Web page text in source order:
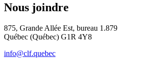
Nous joindre
875, Grande Allée Est, bureau 1.879
Québec (Québec) G1R 4Y8
info@clf.quebec